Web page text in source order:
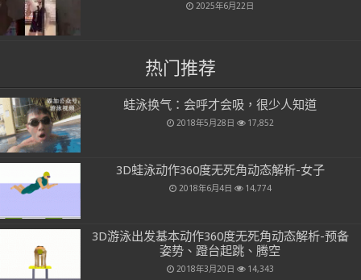
2025年6月22日
热门推荐
蛙泳换气：会呼才会吸，很少人知道
2018年5月28日 17,852
3D蛙泳动作360度无死角动态解析-女子
2018年6月4日 14,774
3D游泳出发基本动作360度无死角动态解析-预备
姿势、蹬台起跳、腾空
2018年3月20日 14,343